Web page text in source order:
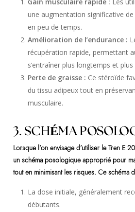
une augmentation significative
en peu de temps.
Amélioration de l’endurance :
récupération rapide, permettant
s’entraîner plus longtemps et
Perte de graisse : Ce stéroïde
du tissu adipeux tout en
musculaire.
3. SCHÉMA
Lorsque l’on envisage d’utiliser le Tren E
un schéma posologique approprié pour
tout en minimisant les risques. Ce schéma
La dose initiale, généralement
débutants.